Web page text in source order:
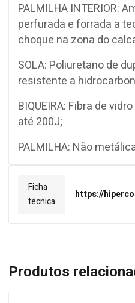
PALMILHA INTERIOR:
perfurada e forrada a
choque na zona do
SOLA: Poliuretano de
resistente a
BIQUEIRA: Fibra de
até 200J;
PALMILHA: Não
Ficha
técnica
https://
Produtos